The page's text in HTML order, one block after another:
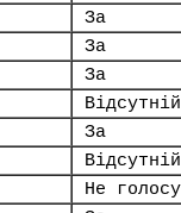
За
За
За
Відсутній
За
Відсутній
Не